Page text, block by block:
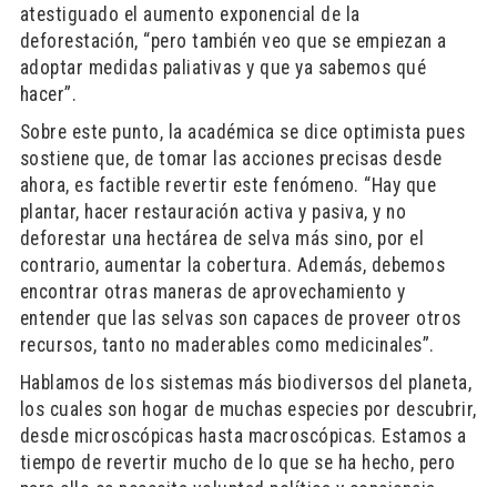
atestiguado el aumento exponencial de la
deforestación, “pero también veo que se empiezan a
adoptar medidas paliativas y que ya sabemos qué
hacer”.
Sobre este punto, la académica se dice optimista pues
sostiene que, de tomar las acciones precisas desde
ahora, es factible revertir este fenómeno. “Hay que
plantar, hacer restauración activa y pasiva, y no
deforestar una hectárea de selva más sino, por el
contrario, aumentar la cobertura. Además, debemos
encontrar otras maneras de aprovechamiento y
entender que las selvas son capaces de proveer otros
recursos, tanto no maderables como medicinales”.
Hablamos de los sistemas más biodiversos del planeta,
los cuales son hogar de muchas especies por descubrir,
desde microscópicas hasta macroscópicas. Estamos a
tiempo de revertir mucho de lo que se ha hecho, pero